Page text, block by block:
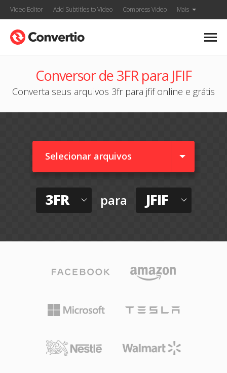
Video Editor Add Subtitles to Video Compress Video Mais
Conversor de 3FR para JFIF
Converta seus arquivos 3fr para jfif online e grátis
Selecionar arquivos
3FR para JFIF